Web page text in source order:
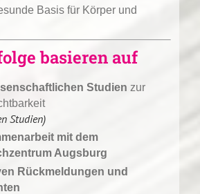
Basis für Körper und
basieren auf
Studien zur
Studien)
mit dem
Augsburg
Rückmeldungen und